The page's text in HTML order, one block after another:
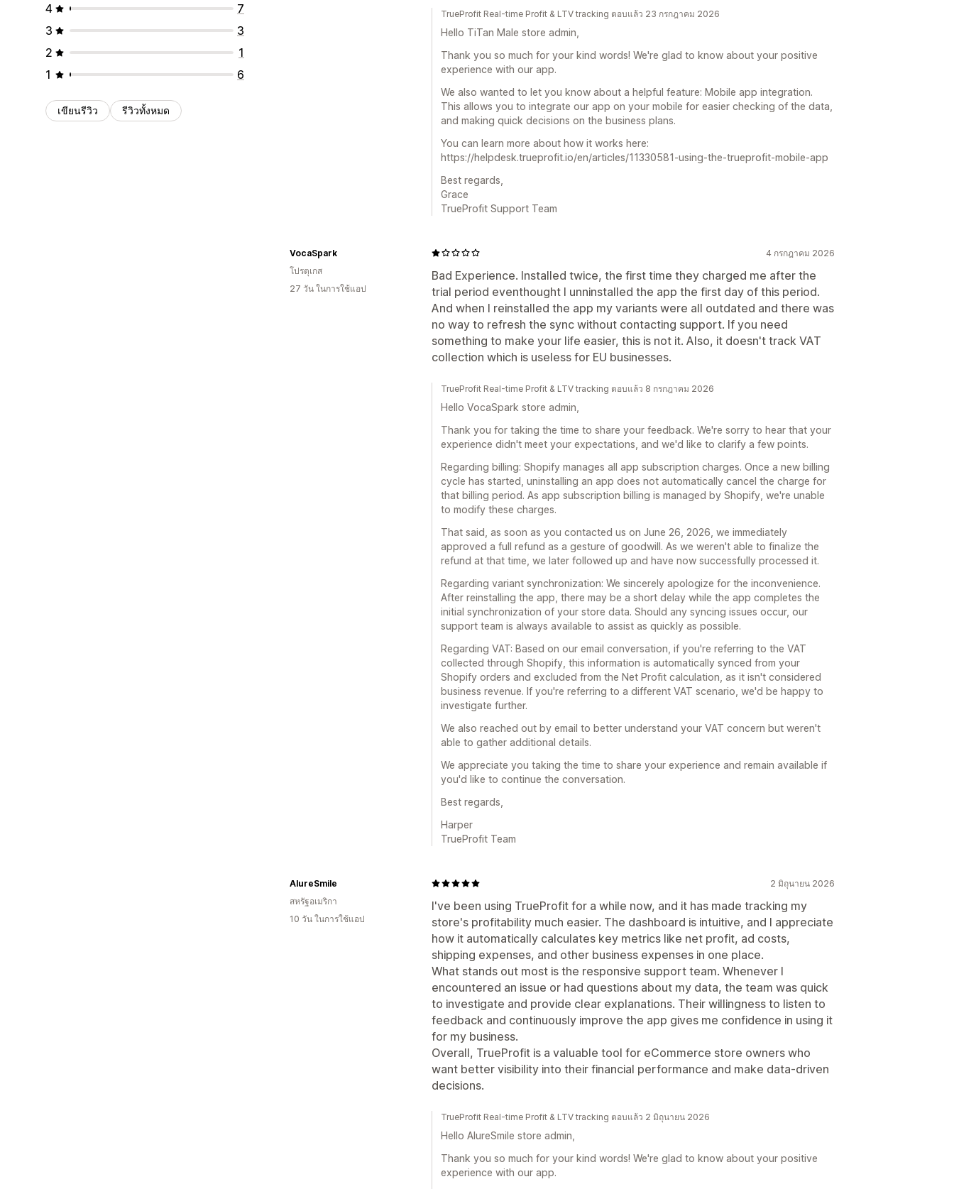
4
7
3
3
2
1
1
6
เขียนรีวิว รีวิวทั้งหมด
TrueProfit Real-time Profit & LTV tracking ตอบแล้ว 23 กรกฎาคม 2026
Hello TiTan Male store admin,
Thank you so much for your kind words! We're glad to know about your positive
experience with our app.
We also wanted to let you know about a helpful feature: Mobile app integration.
This allows you to integrate our app on your mobile for easier checking of the data,
and making quick decisions on the business plans.
You can learn more about how it works here:
https://helpdesk.trueprofit.io/en/articles/11330581-using-the-trueprofit-mobile-app
Best regards,
Grace
TrueProfit Support Team
4 กรกฎาคม 2026
Bad Experience. Installed twice, the first time they charged me after the
trial period eventhought I unninstalled the app the first day of this period.
And when I reinstalled the app my variants were all outdated and there was
no way to refresh the sync without contacting support. If you need
something to make your life easier, this is not it. Also, it doesn't track VAT
collection which is useless for EU businesses.
VocaSpark
โปรตุเกส
27 วัน ในการใช้แอป
TrueProfit Real-time Profit & LTV tracking ตอบแล้ว 8 กรกฎาคม 2026
Hello VocaSpark store admin,
Thank you for taking the time to share your feedback. We're sorry to hear that your
experience didn't meet your expectations, and we'd like to clarify a few points.
Regarding billing: Shopify manages all app subscription charges. Once a new billing
cycle has started, uninstalling an app does not automatically cancel the charge for
that billing period. As app subscription billing is managed by Shopify, we're unable
to modify these charges.
That said, as soon as you contacted us on June 26, 2026, we immediately
approved a full refund as a gesture of goodwill. As we weren't able to finalize the
refund at that time, we later followed up and have now successfully processed it.
Regarding variant synchronization: We sincerely apologize for the inconvenience.
After reinstalling the app, there may be a short delay while the app completes the
initial synchronization of your store data. Should any syncing issues occur, our
support team is always available to assist as quickly as possible.
Regarding VAT: Based on our email conversation, if you're referring to the VAT
collected through Shopify, this information is automatically synced from your
Shopify orders and excluded from the Net Profit calculation, as it isn't considered
business revenue. If you're referring to a different VAT scenario, we'd be happy to
investigate further.
We also reached out by email to better understand your VAT concern but weren't
able to gather additional details.
We appreciate you taking the time to share your experience and remain available if
you'd like to continue the conversation.
Best regards,
Harper
TrueProfit Team
2 มิถุนายน 2026
I've been using TrueProfit for a while now, and it has made tracking my
store's profitability much easier. The dashboard is intuitive, and I appreciate
how it automatically calculates key metrics like net profit, ad costs,
shipping expenses, and other business expenses in one place.
What stands out most is the responsive support team. Whenever I
encountered an issue or had questions about my data, the team was quick
to investigate and provide clear explanations. Their willingness to listen to
feedback and continuously improve the app gives me confidence in using it
for my business.
Overall, TrueProfit is a valuable tool for eCommerce store owners who
want better visibility into their financial performance and make data-driven
decisions.
AlureSmile
สหรัฐอเมริกา
10 วัน ในการใช้แอป
TrueProfit Real-time Profit & LTV tracking ตอบแล้ว 2 มิถุนายน 2026
Hello AlureSmile store admin,
Thank you so much for your kind words! We're glad to know about your positive
experience with our app.